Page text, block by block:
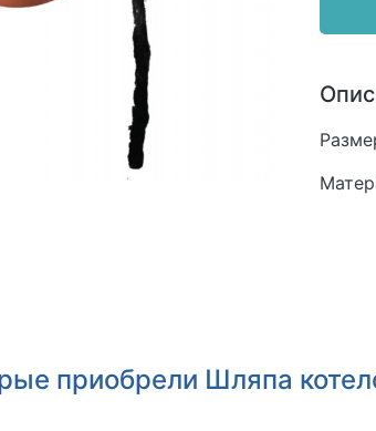
приобрели Шляпа